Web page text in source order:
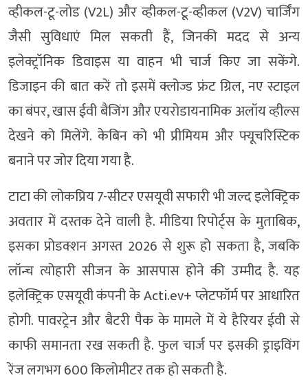
व्हीकल-टू-लोड (V2L) और व्हीकल-टू-व्हीकल (V2V) चार्जिंग
जैसी सुविधाएं मिल सकती हैं, जिनकी मदद से अन्य
इलेक्ट्रॉनिक डिवाइस या वाहन भी चार्ज किए जा सकेंगे.
डिजाइन की बात करें तो इसमें क्लोज्ड फ्रंट ग्रिल, नए स्टाइल
का बंपर, खास ईवी बैजिंग और एयरोडायनामिक अलॉय व्हील्स
देखने को मिलेंगे. केबिन को भी प्रीमियम और फ्यूचरिस्टिक
बनाने पर जोर दिया गया है.
टाटा की लोकप्रिय 7-सीटर एसयूवी सफारी भी जल्द इलेक्ट्रिक
अवतार में दस्तक देने वाली है. मीडिया रिपोर्ट्स के मुताबिक,
इसका प्रोडक्शन अगस्त 2026 से शुरू हो सकता है, जबकि
लॉन्च त्योहारी सीजन के आसपास होने की उम्मीद है. यह
इलेक्ट्रिक एसयूवी कंपनी के Acti.ev+ प्लेटफॉर्म पर आधारित
होगी. पावरट्रेन और बैटरी पैक के मामले में ये हैरियर ईवी से
काफी समानता रख सकती है. फुल चार्ज पर इसकी ड्राइविंग
रेंज लगभग 600 किलोमीटर तक हो सकती है.